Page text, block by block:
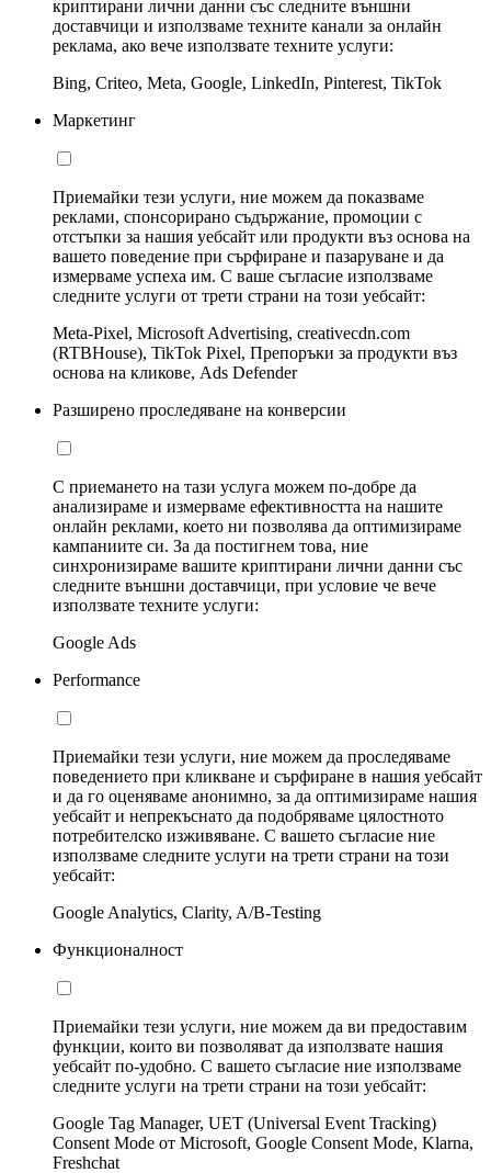
криптирани лични данни със следните външни
доставчици и използваме техните канали за онлайн
реклама, ако вече използвате техните услуги:
Bing, Criteo, Meta, Google, LinkedIn, Pinterest, TikTok
Маркетинг
Приемайки тези услуги, ние можем да показваме
реклами, спонсорирано съдържание, промоции с
отстъпки за нашия уебсайт или продукти въз основа на
вашето поведение при сърфиране и пазаруване и да
измерваме успеха им. С ваше съгласие използваме
следните услуги от трети страни на този уебсайт:
Meta-Pixel, Microsoft Advertising, creativecdn.com
(RTBHouse), TikTok Pixel, Препоръки за продукти въз
основа на кликове, Ads Defender
Разширено проследяване на конверсии
С приемането на тази услуга можем по-добре да
анализираме и измерваме ефективността на нашите
онлайн реклами, което ни позволява да оптимизираме
кампаниите си. За да постигнем това, ние
синхронизираме вашите криптирани лични данни със
следните външни доставчици, при условие че вече
използвате техните услуги:
Google Ads
Performance
Приемайки тези услуги, ние можем да проследяваме
поведението при кликване и сърфиране в нашия уебсайт
и да го оценяваме анонимно, за да оптимизираме нашия
уебсайт и непрекъснато да подобряваме цялостното
потребителско изживяване. С вашето съгласие ние
използваме следните услуги на трети страни на този
уебсайт:
Google Analytics, Clarity, A/B-Testing
Функционалност
Приемайки тези услуги, ние можем да ви предоставим
функции, които ви позволяват да използвате нашия
уебсайт по-удобно. С вашето съгласие ние използваме
следните услуги на трети страни на този уебсайт:
Google Tag Manager, UET (Universal Event Tracking)
Consent Mode от Microsoft, Google Consent Mode, Klarna,
Freshchat